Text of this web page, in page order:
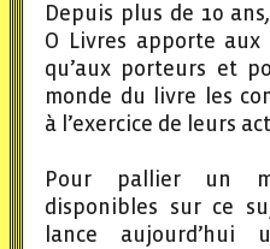
Depuis plus de 10
O Livres apporte aux
qu’aux porteurs et
monde du livre les
à l’exercice de leurs
Pour pallier un
disponibles sur ce
lance aujourd’hui